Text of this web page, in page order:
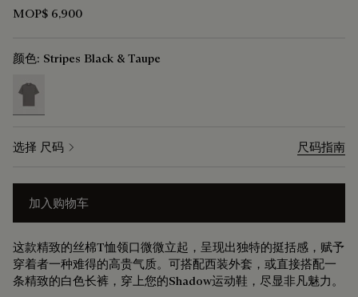
MOP$ 6,900
颜色: Stripes Black & Taupe
选择 尺码 尺码指南
加入购物车
这款精致的丝棉T恤领口微微立起，呈现出独特的挺括感，赋予
穿着者一种难得的高贵气质。可搭配西装外套，或直接搭配一
条精致的白色长裤，穿上您的Shadow运动鞋，尽显非凡魅力。